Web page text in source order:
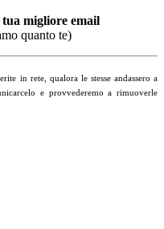
migliore email
quanto te)
in rete, qualora le stesse andassero a
e provvederemo a rimuoverle